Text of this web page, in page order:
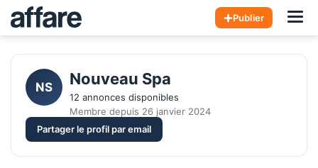
Publier
NS Nouveau Spa
12 annonces disponibles
Membre depuis 26 janvier 2024
Partager le profil par email